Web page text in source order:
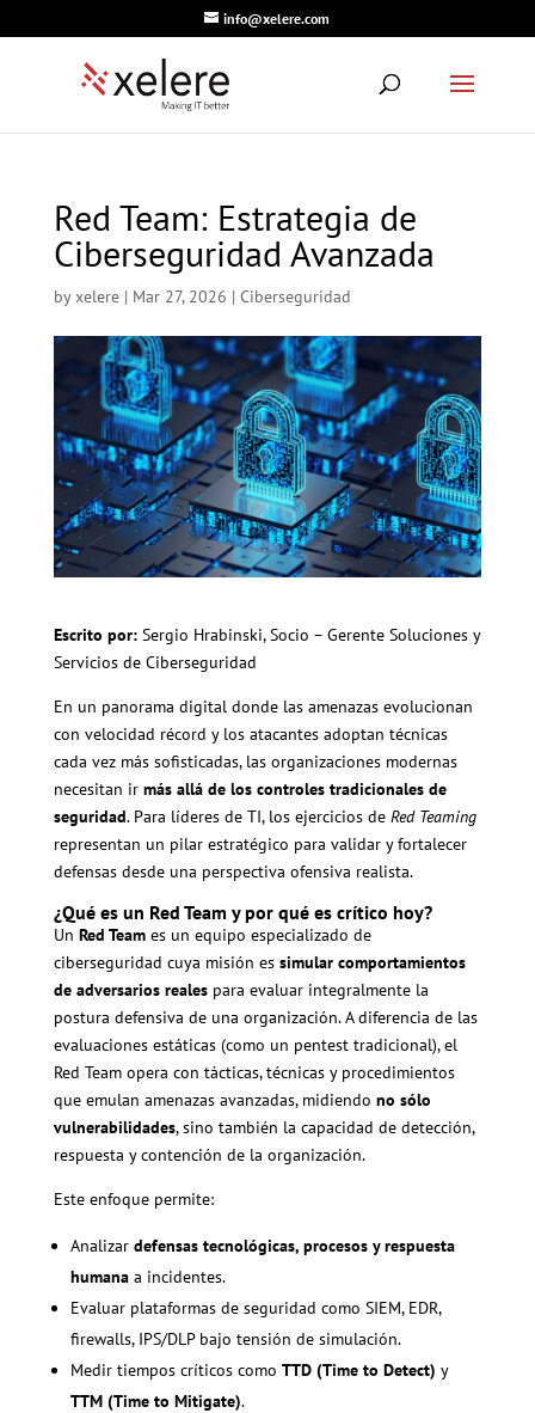
info@xelere.com
Red Team: Estrategia de
Ciberseguridad Avanzada
byxelere| Mar 27, 2026 | Ciberseguridad
Escrito por: Sergio Hrabinski, Socio – Gerente Soluciones y
Servicios de Ciberseguridad
En un panorama digital donde las amenazas evolucionan
con velocidad récord y los atacantes adoptan técnicas
cada vez más sofisticadas, las organizaciones modernas
necesitan ir más allá de los controles tradicionales de
seguridad. Para líderes de TI, los ejercicios de Red Teaming
representan un pilar estratégico para validar y fortalecer
defensas desde una perspectiva ofensiva realista.
¿Qué es un Red Team y por qué es crítico hoy?
Un Red Teames un equipo especializado de
ciberseguridad cuya misión es simular comportamientos
de adversarios realespara evaluar integralmente la
postura defensiva de una organización. A diferencia de las
evaluaciones estáticas (como un pentest tradicional), el
Red Team opera con tácticas, técnicas y procedimientos
que emulan amenazas avanzadas, midiendo no sólo
vulnerabilidades, sino también la capacidad de detección,
respuesta y contención de la organización.
Este enfoque permite:
Analizar defensas tecnológicas, procesos y respuesta
humanaa incidentes.
Evaluar plataformas de seguridad como SIEM, EDR,
firewalls, IPS/DLP bajo tensión de simulación.
Medir tiempos críticos como TTD (Time to Detect) y
TTM (Time to Mitigate).